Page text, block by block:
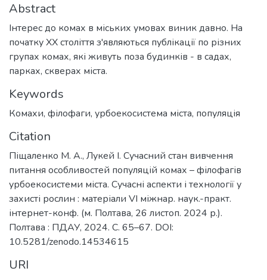
Abstract
Інтерес до комах в міських умовах виник давно. На
початку XX століття з'являються публікації по різних
групах комах, які живуть поза будинків - в садах,
парках, скверах міста.
Keywords
Комахи, філофаги, урбоекосистема міста, популяція
Citation
Піщаленко М. А., Лукей І. Сучасний стан вивчення
питання особливостей популяцій комах – філофагів
урбоекосистеми міста. Сучасні аспекти і технології у
захисті рослин : матеріали VI міжнар. наук.-практ.
інтернет-конф. (м. Полтава, 26 листоп. 2024 р.).
Полтава : ПДАУ, 2024. С. 65–67. DOI:
10.5281/zenodo.14534615
URI